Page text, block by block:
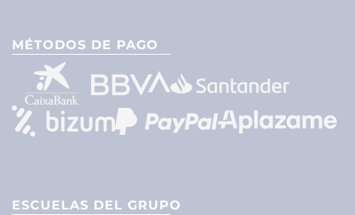
MÉTODOS DE PAGO
ESCUELAS DEL GRUPO